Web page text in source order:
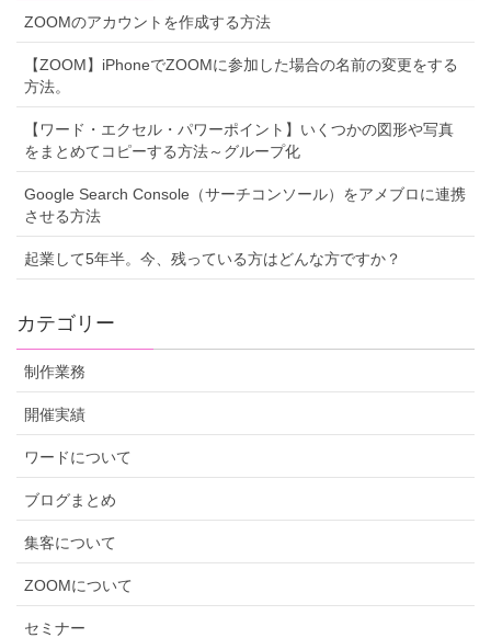
ZOOMのアカウントを作成する方法
【ZOOM】iPhoneでZOOMに参加した場合の名前の変更をする
方法。
【ワード・エクセル・パワーポイント】いくつかの図形や写真
をまとめてコピーする方法～グループ化
Google Search Console（サーチコンソール）をアメブロに連携
させる方法
起業して5年半。今、残っている方はどんな方ですか？
カテゴリー
制作業務
開催実績
ワードについて
ブログまとめ
集客について
ZOOMについて
セミナー